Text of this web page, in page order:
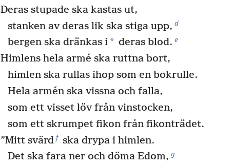
Deras stupade ska kastas ut,
stanken av deras lik ska stiga upp, d
bergen ska dränkas i* deras blod. e
Himlens hela armé ska ruttna bort,
himlen ska rullas ihop som en bokrulle.
Hela armén ska vissna och falla,
som ett visset löv från vinstocken,
som ett skrumpet fikon från fikonträdet.
”Mitt svärd f ska drypa i himlen.
Det ska fara ner och döma Edom, g